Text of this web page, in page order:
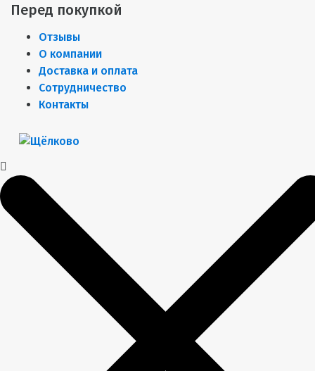
Перед покупкой
Отзывы
О компании
Доставка и оплата
Сотрудничество
Контакты